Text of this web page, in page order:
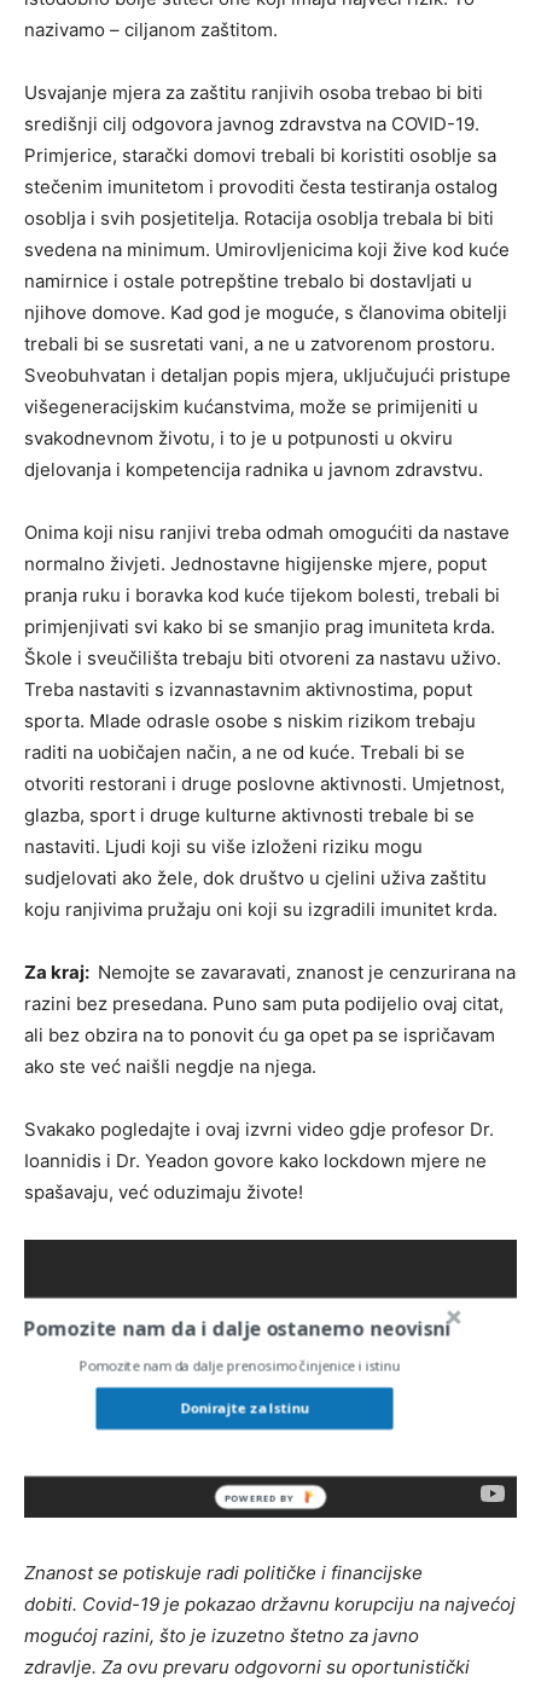
nazivamo – ciljanom zaštitom.
Usvajanje mjera za zaštitu ranjivih osoba trebao bi biti
središnji cilj odgovora javnog zdravstva na COVID-19.
Primjerice, starački domovi trebali bi koristiti osoblje sa
stečenim imunitetom i provoditi česta testiranja ostalog
osoblja i svih posjetitelja. Rotacija osoblja trebala bi biti
svedena na minimum. Umirovljenicima koji žive kod kuće
namirnice i ostale potrepštine trebalo bi dostavljati u
njihove domove. Kad god je moguće, s članovima obitelji
trebali bi se susretati vani, a ne u zatvorenom prostoru.
Sveobuhvatan i detaljan popis mjera, uključujući pristupe
višegeneracijskim kućanstvima, može se primijeniti u
svakodnevnom životu, i to je u potpunosti u okviru
djelovanja i kompetencija radnika u javnom zdravstvu.
Onima koji nisu ranjivi treba odmah omogućiti da nastave
normalno živjeti. Jednostavne higijenske mjere, poput
pranja ruku i boravka kod kuće tijekom bolesti, trebali bi
primjenjivati svi kako bi se smanjio prag imuniteta krda.
Škole i sveučilišta trebaju biti otvoreni za nastavu uživo.
Treba nastaviti s izvannastavnim aktivnostima, poput
sporta. Mlade odrasle osobe s niskim rizikom trebaju
raditi na uobičajen način, a ne od kuće. Trebali bi se
otvoriti restorani i druge poslovne aktivnosti. Umjetnost,
glazba, sport i druge kulturne aktivnosti trebale bi se
nastaviti. Ljudi koji su više izloženi riziku mogu
sudjelovati ako žele, dok društvo u cjelini uživa zaštitu
koju ranjivima pružaju oni koji su izgradili imunitet krda.
Za kraj: Nemojte se zavaravati, znanost je cenzurirana na
razini bez presedana. Puno sam puta podijelio ovaj citat,
ali bez obzira na to ponovit ću ga opet pa se ispričavam
ako ste već naišli negdje na njega.
Svakako pogledajte i ovaj izvrni video gdje profesor Dr.
Ioannidis i Dr. Yeadon govore kako lockdown mjere ne
spašavaju, već oduzimaju živote!
Znanost se potiskuje radi političke i financijske
dobiti. Covid-19 je pokazao državnu korupciju na najvećoj
mogućoj razini, što je izuzetno štetno za javno
zdravlje. Za ovu prevaru odgovorni su oportunistički
Pomozite nam da i dalje ostanemo neovisni
Pomozite nam da dalje prenosimo činjenice i istinu
Donirajte za Istinu